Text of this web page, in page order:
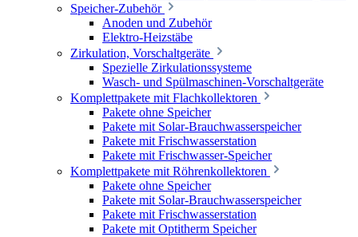
Speicher-Zubehör
Anoden und Zubehör
Elektro-Heizstäbe
Zirkulation, Vorschaltgeräte
Spezielle Zirkulationssysteme
Wasch- und Spülmaschinen-Vorschaltgeräte
Komplettpakete mit Flachkollektoren
Pakete ohne Speicher
Pakete mit Solar-Brauchwasserspeicher
Pakete mit Frischwasserstation
Pakete mit Frischwasser-Speicher
Komplettpakete mit Röhrenkollektoren
Pakete ohne Speicher
Pakete mit Solar-Brauchwasserspeicher
Pakete mit Frischwasserstation
Pakete mit Optitherm Speicher